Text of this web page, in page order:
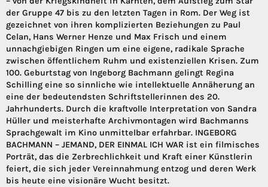
der Gruppe 47 bis zu den letzten Tagen in Rom. Der Weg ist
gezeichnet von ihren komplizierten Beziehungen zu Paul
Celan, Hans Werner Henze und Max Frisch und einem
unnachgiebigen Ringen um eine eigene, radikale Sprache
zwischen öffentlichem Ruhm und existenziellen Krisen. Zum
100. Geburtstag von Ingeborg Bachmann gelingt Regina
Schilling eine so sinnliche wie intellektuelle Annäherung an
eine der bedeutendsten Schriftstellerinnen des 20.
Jahrhunderts. Durch die kraftvolle Interpretation von Sandra
Hüller und meisterhafte Archivmontagen wird Bachmanns
Sprachgewalt im Kino unmittelbar erfahrbar. INGEBORG
BACHMANN – JEMAND, DER EINMAL ICH WAR ist ein filmisches
Porträt, das die Zerbrechlichkeit und Kraft einer Künstlerin
feiert, die sich jeder Vereinnahmung entzog und deren Werk
bis heute eine visionäre Wucht besitzt.